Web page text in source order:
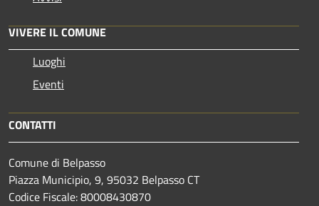
VIVERE IL COMUNE
Luoghi
Eventi
CONTATTI
Comune di Belpasso
Piazza Municipio, 9, 95032 Belpasso CT
Codice Fiscale: 80008430870